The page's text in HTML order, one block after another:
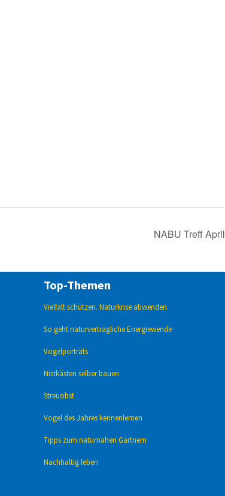
NABU Treff April
Top-Themen
Vielfalt schützen. Naturkrise abwenden.
So geht naturverträgliche Energiewende
Vogelporträts
Nistkästen selber bauen
Streuobst
Vogel des Jahres kennenlernen
Tipps zum naturnahen Gärtnern
Nachhaltig leben